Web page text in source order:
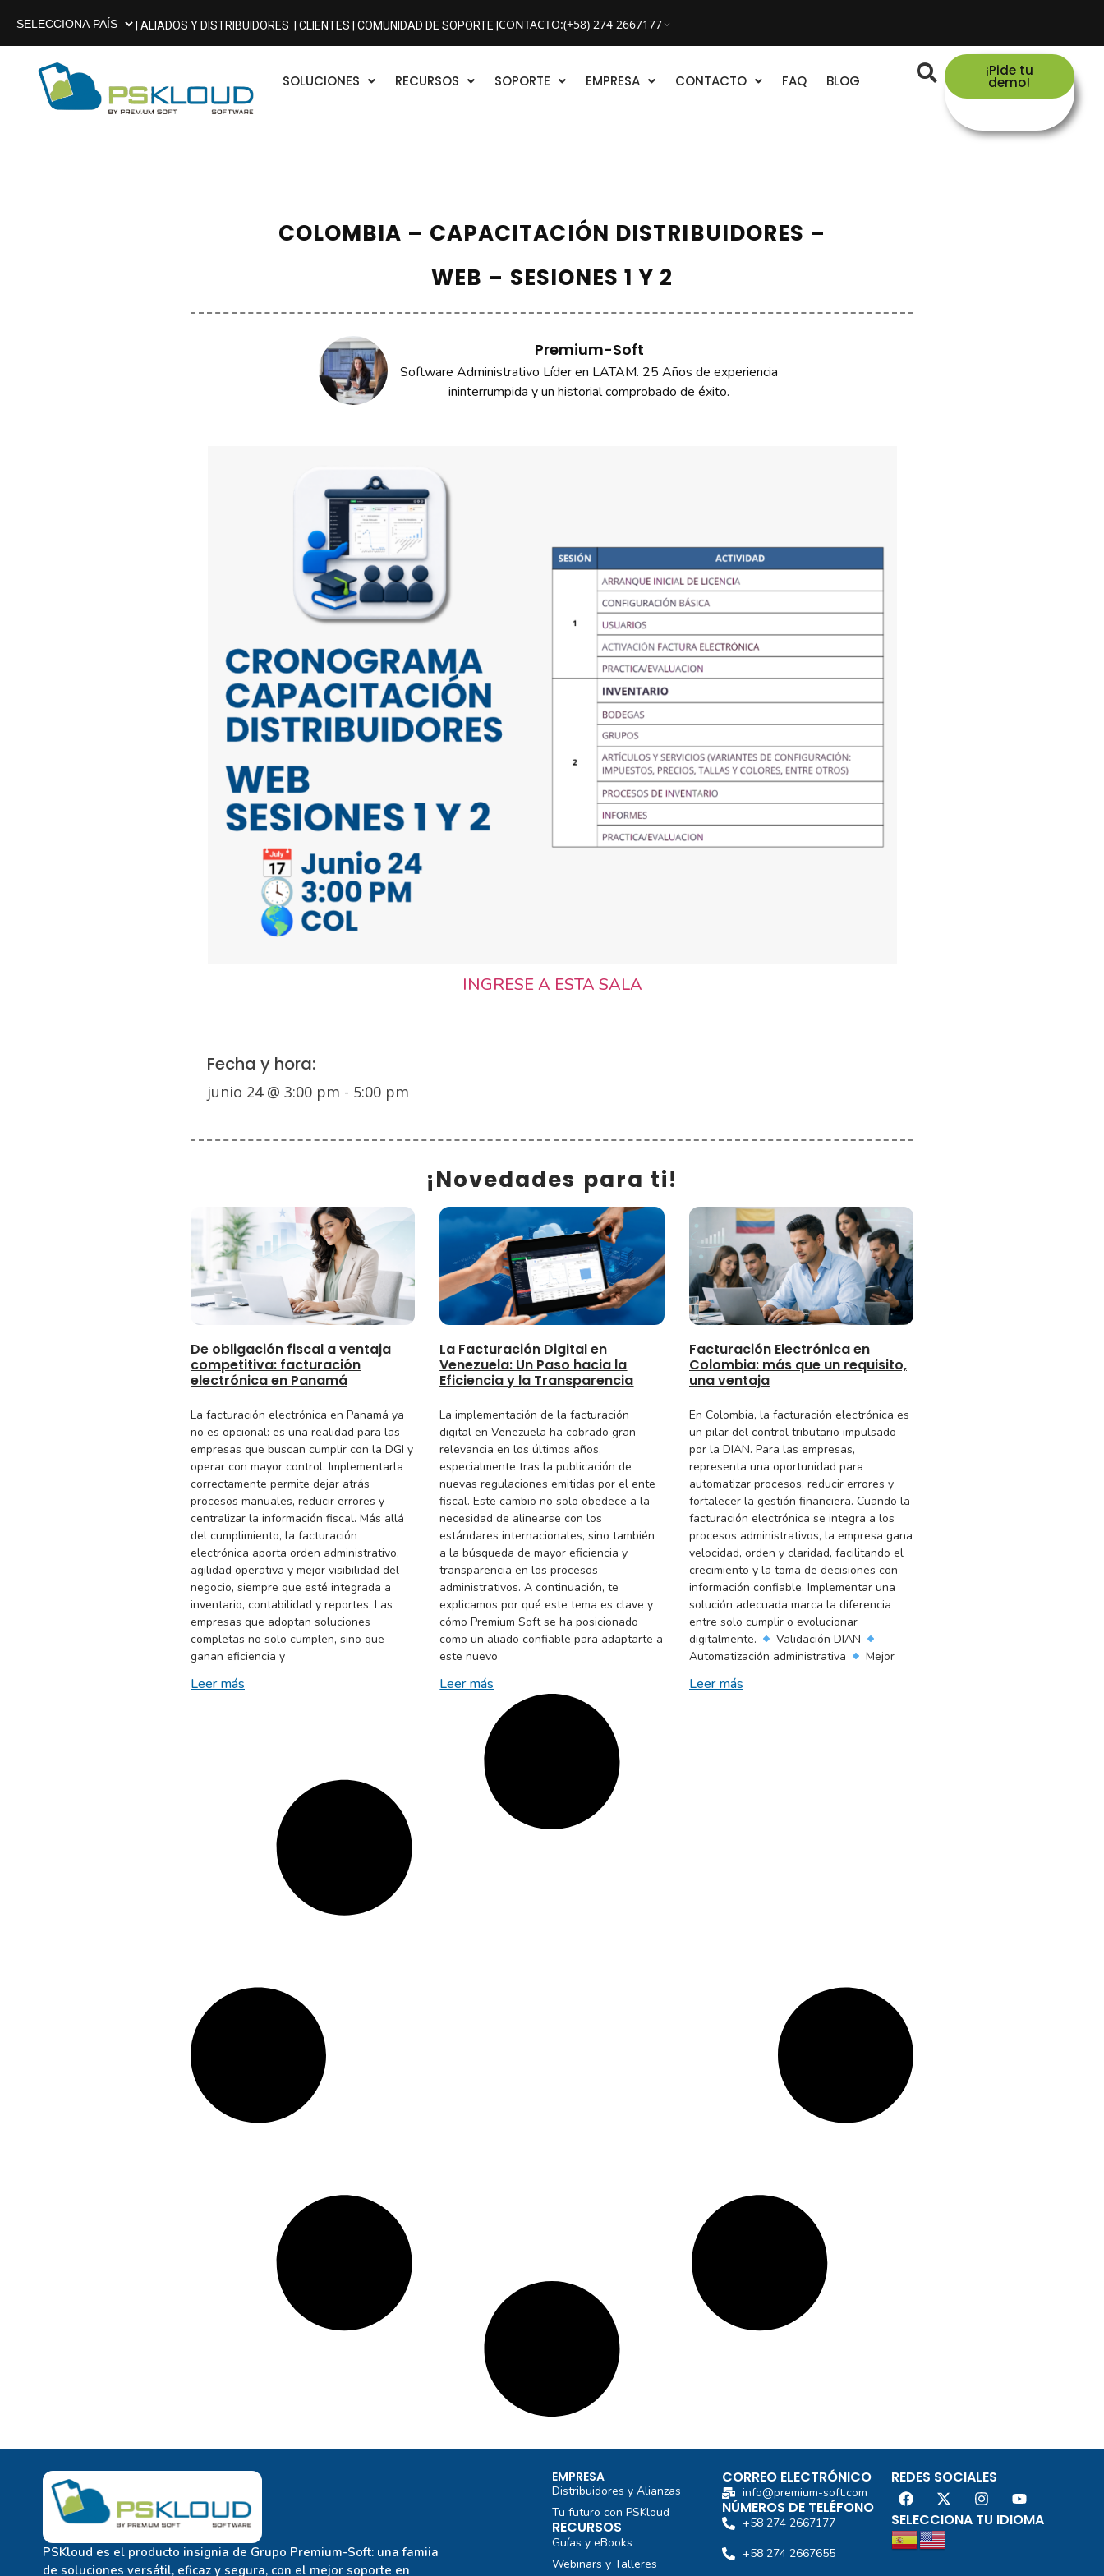
| ALIADOS Y DISTRIBUIDORES | CLIENTES | COMUNIDAD DE SOPORTE | CONTACTO:(+58) 274 2667177
SOLUCIONES RECURSOS SOPORTE EMPRESA CONTACTO FAQ BLOG
¡Pide tu
demo!
COLOMBIA – CAPACITACIÓN DISTRIBUIDORES –
WEB – SESIONES 1 Y 2
Premium-Soft
Software Administrativo Líder en LATAM. 25 Años de experiencia
ininterrumpida y un historial comprobado de éxito.
INGRESE A ESTA SALA
Fecha y hora:
junio 24 @ 3:00 pm - 5:00 pm
¡Novedades para ti!
De obligación fiscal a ventaja
competitiva: facturación
electrónica en Panamá
La facturación electrónica en Panamá ya
no es opcional: es una realidad para las
empresas que buscan cumplir con la DGI y
operar con mayor control. Implementarla
correctamente permite dejar atrás
procesos manuales, reducir errores y
centralizar la información fiscal. Más allá
del cumplimiento, la facturación
electrónica aporta orden administrativo,
agilidad operativa y mejor visibilidad del
negocio, siempre que esté integrada a
inventario, contabilidad y reportes. Las
empresas que adoptan soluciones
completas no solo cumplen, sino que
ganan eficiencia y
Leer más
La Facturación Digital en
Venezuela: Un Paso hacia la
Eficiencia y la Transparencia
La implementación de la facturación
digital en Venezuela ha cobrado gran
relevancia en los últimos años,
especialmente tras la publicación de
nuevas regulaciones emitidas por el ente
fiscal. Este cambio no solo obedece a la
necesidad de alinearse con los
estándares internacionales, sino también
a la búsqueda de mayor eficiencia y
transparencia en los procesos
administrativos. A continuación, te
explicamos por qué este tema es clave y
cómo Premium Soft se ha posicionado
como un aliado confiable para adaptarte a
este nuevo
Leer más
Facturación Electrónica en
Colombia: más que un requisito,
una ventaja
En Colombia, la facturación electrónica es
un pilar del control tributario impulsado
por la DIAN. Para las empresas,
representa una oportunidad para
automatizar procesos, reducir errores y
fortalecer la gestión financiera. Cuando la
facturación electrónica se integra a los
procesos administrativos, la empresa gana
velocidad, orden y claridad, facilitando el
crecimiento y la toma de decisiones con
información confiable. Implementar una
solución adecuada marca la diferencia
entre solo cumplir o evolucionar
digitalmente.
Validación DIAN
Automatización administrativa
Mejor
Leer más
PSKloud es el producto insignia de Grupo Premium-Soft: una famiia
de soluciones versátil, eficaz y segura, con el mejor soporte en
EMPRESA
Distribuidores y Alianzas
Tu futuro con PSKloud
RECURSOS
Guías y eBooks
Webinars y Talleres
CORREO ELECTRÓNICO
info@premium-soft.com
NÚMEROS DE TELÉFONO
+58 274 2667177
+58 274 2667655
REDES SOCIALES
SELECCIONA TU IDIOMA